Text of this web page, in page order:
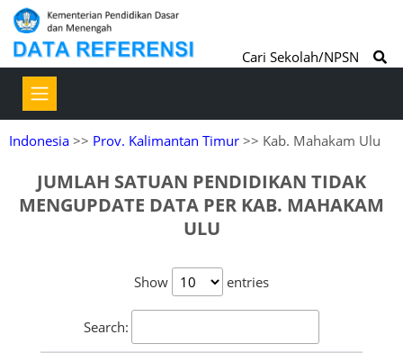
Cari Sekolah/NPSN
Indonesia >> Prov. Kalimantan Timur >> Kab. Mahakam Ulu
JUMLAH SATUAN PENDIDIKAN TIDAK
MENGUPDATE DATA PER KAB. MAHAKAM
ULU
Show entries
Search: